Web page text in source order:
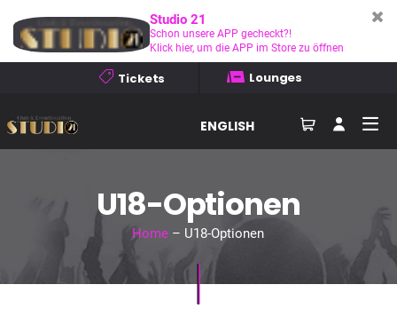
Tickets Lounges
ENGLISH
U18-Optionen
Home – U18-Optionen
Studio 21
Schon unsere APP gecheckt?!
Klick hier, um die APP im Store zu öffnen